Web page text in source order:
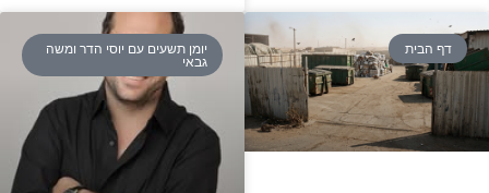
דף הבית
יומן תשעים עם יוסי הדר ומשה
גבאי